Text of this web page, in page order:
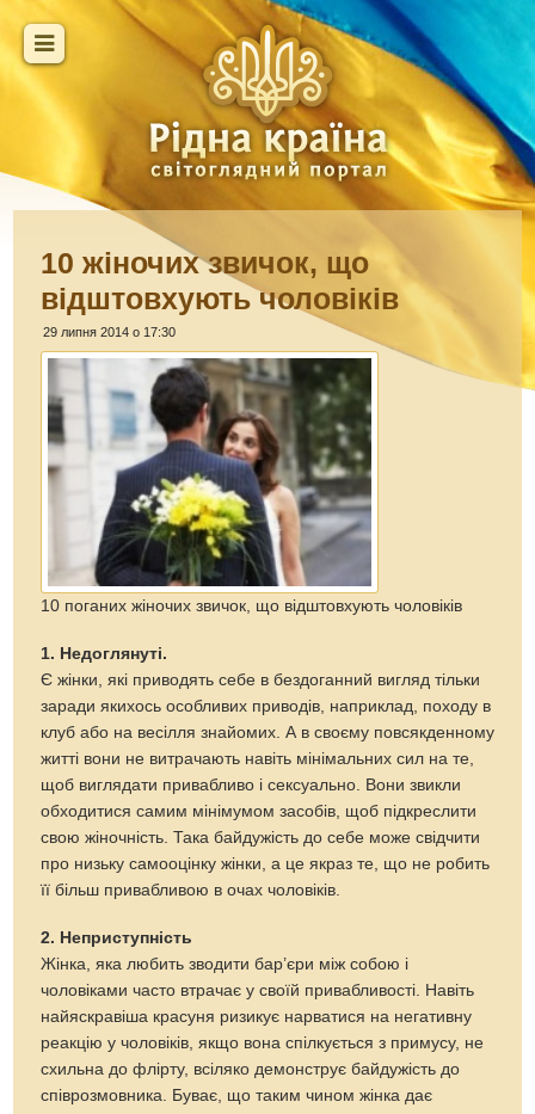
10 жіночих звичок, що
відштовхують чоловіків
29 липня 2014 о 17:30
10 поганих жіночих звичок, що відштовхують чоловіків
1. Недоглянуті.
Є жінки, які приводять себе в бездоганний вигляд тільки
заради якихось особливих приводів, наприклад, походу в
клуб або на весілля знайомих. А в своєму повсякденному
житті вони не витрачають навіть мінімальних сил на те,
щоб виглядати привабливо і сексуально. Вони звикли
обходитися самим мінімумом засобів, щоб підкреслити
свою жіночність. Така байдужість до себе може свідчити
про низьку самооцінку жінки, а це якраз те, що не робить
її більш привабливою в очах чоловіків.
2. Неприступність
Жінка, яка любить зводити бар’єри між собою і
чоловіками часто втрачає у своїй привабливості. Навіть
найяскравіша красуня ризикує нарватися на негативну
реакцію у чоловіків, якщо вона спілкується з примусу, не
схильна до флірту, всіляко демонструє байдужість до
співрозмовника. Буває, що таким чином жінка дає